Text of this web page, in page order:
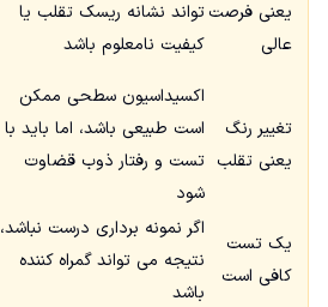
یعنی فرصت
عالی
تواند نشانه ریسک تقلب یا
کیفیت نامعلوم باشد
تغییر رنگ
یعنی تقلب
اکسیداسیون سطحی ممکن
است طبیعی باشد، اما باید با
تست و رفتار ذوب قضاوت
شود
یک تست
کافی است
اگر نمونه برداری درست نباشد،
نتیجه می تواند گمراه کننده
باشد